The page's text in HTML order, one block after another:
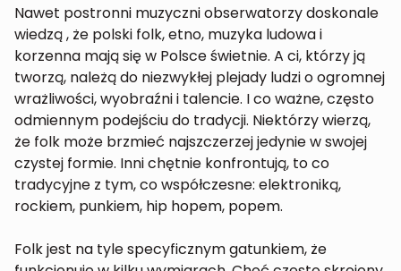
Nawet postronni muzyczni obserwatorzy doskonale
wiedzą , że polski folk, etno, muzyka ludowa i
korzenna mają się w Polsce świetnie. A ci, którzy ją
tworzą, należą do niezwykłej plejady ludzi o ogromnej
wrażliwości, wyobraźni i talencie. I co ważne, często
odmiennym podejściu do tradycji. Niektórzy wierzą,
że folk może brzmieć najszczerzej jedynie w swojej
czystej formie. Inni chętnie konfrontują, to co
tradycyjne z tym, co współczesne: elektroniką,
rockiem, punkiem, hip hopem, popem.
Folk jest na tyle specyficznym gatunkiem, że